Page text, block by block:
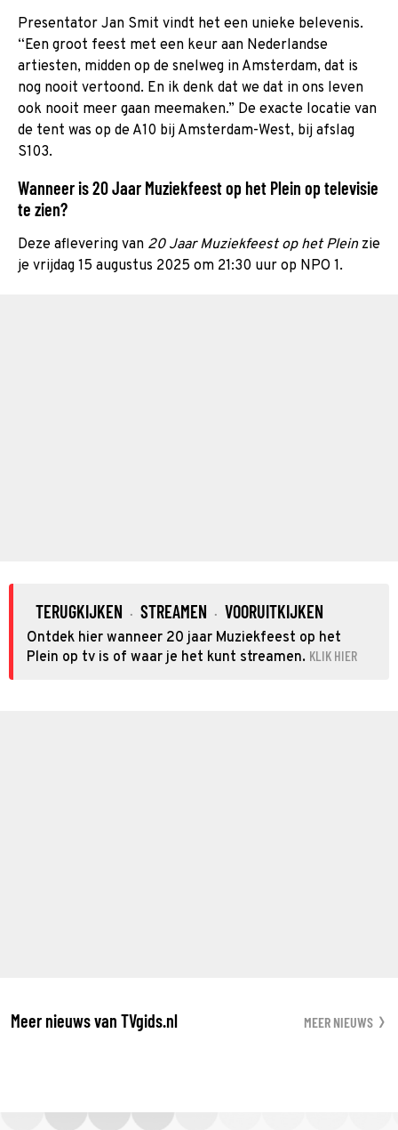
Presentator Jan Smit vindt het een unieke belevenis.
“Een groot feest met een keur aan Nederlandse
artiesten, midden op de snelweg in Amsterdam, dat is
nog nooit vertoond. En ik denk dat we dat in ons leven
ook nooit meer gaan meemaken.” De exacte locatie van
de tent was op de A10 bij Amsterdam-West, bij afslag
S103.
Wanneer is 20 Jaar Muziekfeest op het Plein op televisie
te zien?
Deze aflevering van 20 Jaar Muziekfeest op het Plein zie
je vrijdag 15 augustus 2025 om 21:30 uur op NPO 1.
TERUGKIJKEN · STREAMEN · VOORUITKIJKEN
Ontdek hier wanneer 20 jaar Muziekfeest op het
Plein op tv is of waar je het kunt streamen. KLIK HIER
Meer nieuws van TVgids.nl MEER NIEUWS